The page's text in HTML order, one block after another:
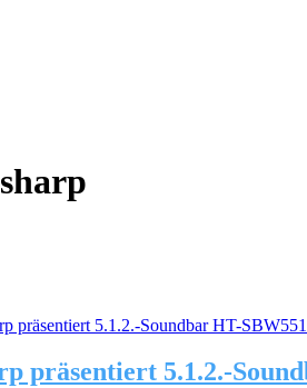
sharp
präsentiert 5.1.2.-